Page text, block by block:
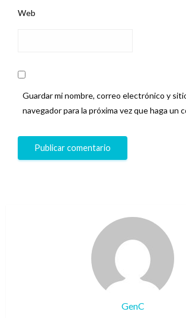
Web
Guardar mi nombre, correo electrónico y
navegador para la próxima vez que haga un
GenC